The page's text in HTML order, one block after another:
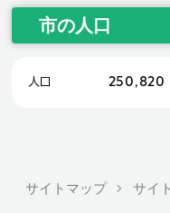
市の人口
人口 250,820
サイトマップ サイ